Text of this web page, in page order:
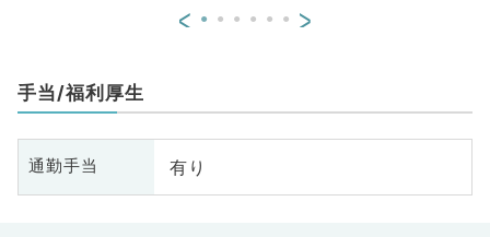
< >
手当/福利厚生
通勤手当 有り